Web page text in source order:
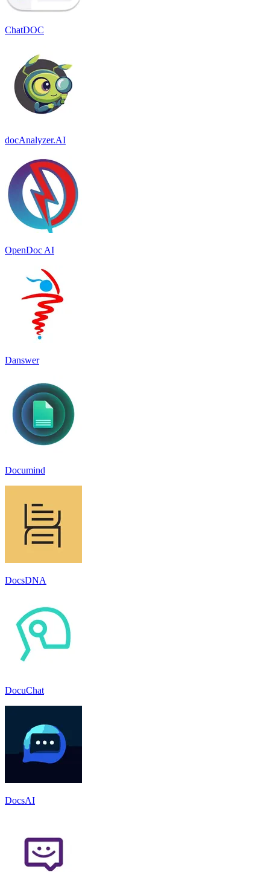
ChatDOC
docAnalyzer.AI
OpenDoc AI
Danswer
Documind
DocsDNA
DocuChat
DocsAI